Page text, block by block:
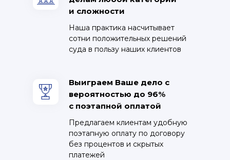
и сложности
Выиграем Ваше дело с
вероятностью до 96%
с поэтапной оплатой
Наша практика насчитывает
сотни положительных решений
суда в пользу наших клиентов
Предлагаем клиентам удобную
поэтапную оплату по договору
без процентов и скрытых
платежей